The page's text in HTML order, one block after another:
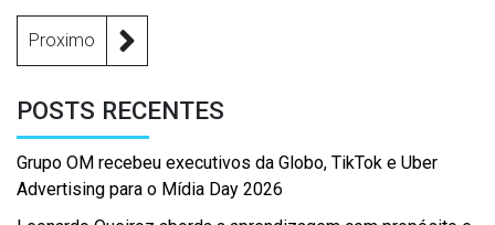
Proximo
POSTS RECENTES
Grupo OM recebeu executivos da Globo, TikTok e Uber
Advertising para o Mídia Day 2026